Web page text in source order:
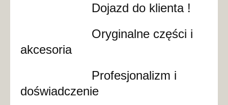
Dojazd do klienta !
Oryginalne części i
akcesoria
Profesjonalizm i
doświadczenie